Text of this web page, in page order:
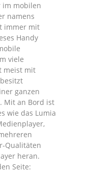
im mobilen
namens
immer mit
Handy
viele
meist mit
ganzen
Mit an Bord ist
wie das Lumia
Qualitäten
heran.
Seite: